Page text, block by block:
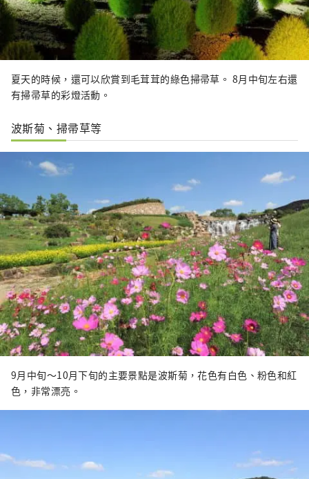
夏天的時候，還可以欣賞到毛茸茸的綠色掃帚草。 8月中旬左右還
有掃帚草的彩燈活動。
波斯菊、掃帚草等
9月中旬～10月下旬的主要景點是波斯菊，花色有白色、粉色和紅
色，非常漂亮。